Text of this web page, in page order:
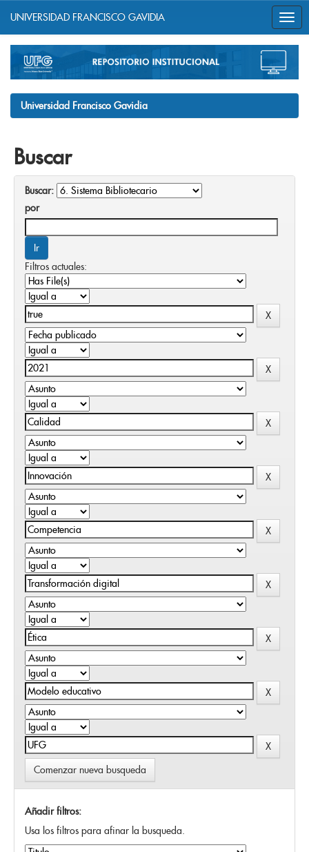
navigation
UNIVERSIDAD FRANCISCO GAVIDIA
Universidad Francisco Gavidia
Buscar
Buscar:
por
Filtros actuales:
Comenzar nueva busqueda
Añadir filtros:
Usa los filtros para afinar la busqueda.